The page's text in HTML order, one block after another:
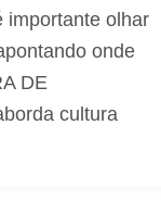
importante olhar
onde
DE
cultura